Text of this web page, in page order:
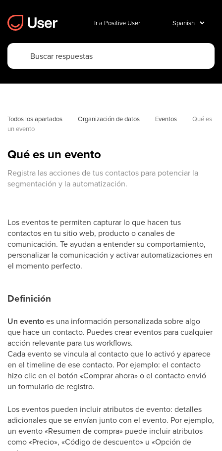
Ir a Positive User
Todos los apartados Organización de datos Eventos
Qué es
un evento
Qué es un evento
Registra las acciones de tus contactos para potenciar la
segmentación y la automatización.
Los eventos te permiten capturar lo que hacen tus
contactos en tu sitio web, producto o canales de
comunicación. Te ayudan a entender su comportamiento,
personalizar la comunicación y activar automatizaciones en
el momento perfecto.
Definición
Un eventoes una información personalizada sobre algo
que hace un contacto. Puedes crear eventos para cualquier
acción relevante para tus workflows.
Cada evento se vincula al contacto que lo activó y aparece
en el timeline de ese contacto. Por ejemplo: el contacto
hizo clic en el botón «Comprar ahora» o el contacto envió
un formulario de registro.
Los eventos pueden incluir atributos de evento: detalles
adicionales que se envían junto con el evento. Por ejemplo,
un evento «Resumen de compra» puede incluir atributos
como «Precio», «Código de descuento» u «Opción de